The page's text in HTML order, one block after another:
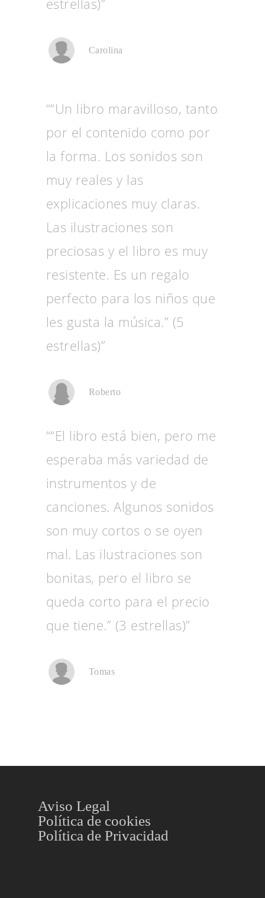
estrellas)”
Carolina
““Un libro maravilloso, tanto
por el contenido como por
la forma. Los sonidos son
muy reales y las
explicaciones muy claras.
Las ilustraciones son
preciosas y el libro es muy
resistente. Es un regalo
perfecto para los niños que
les gusta la música.” (5
estrellas)”
Roberto
““El libro está bien, pero me
esperaba más variedad de
instrumentos y de
canciones. Algunos sonidos
son muy cortos o se oyen
mal. Las ilustraciones son
bonitas, pero el libro se
queda corto para el precio
que tiene.” (3 estrellas)”
Tomas
Aviso Legal
Política de cookies
Política de Privacidad